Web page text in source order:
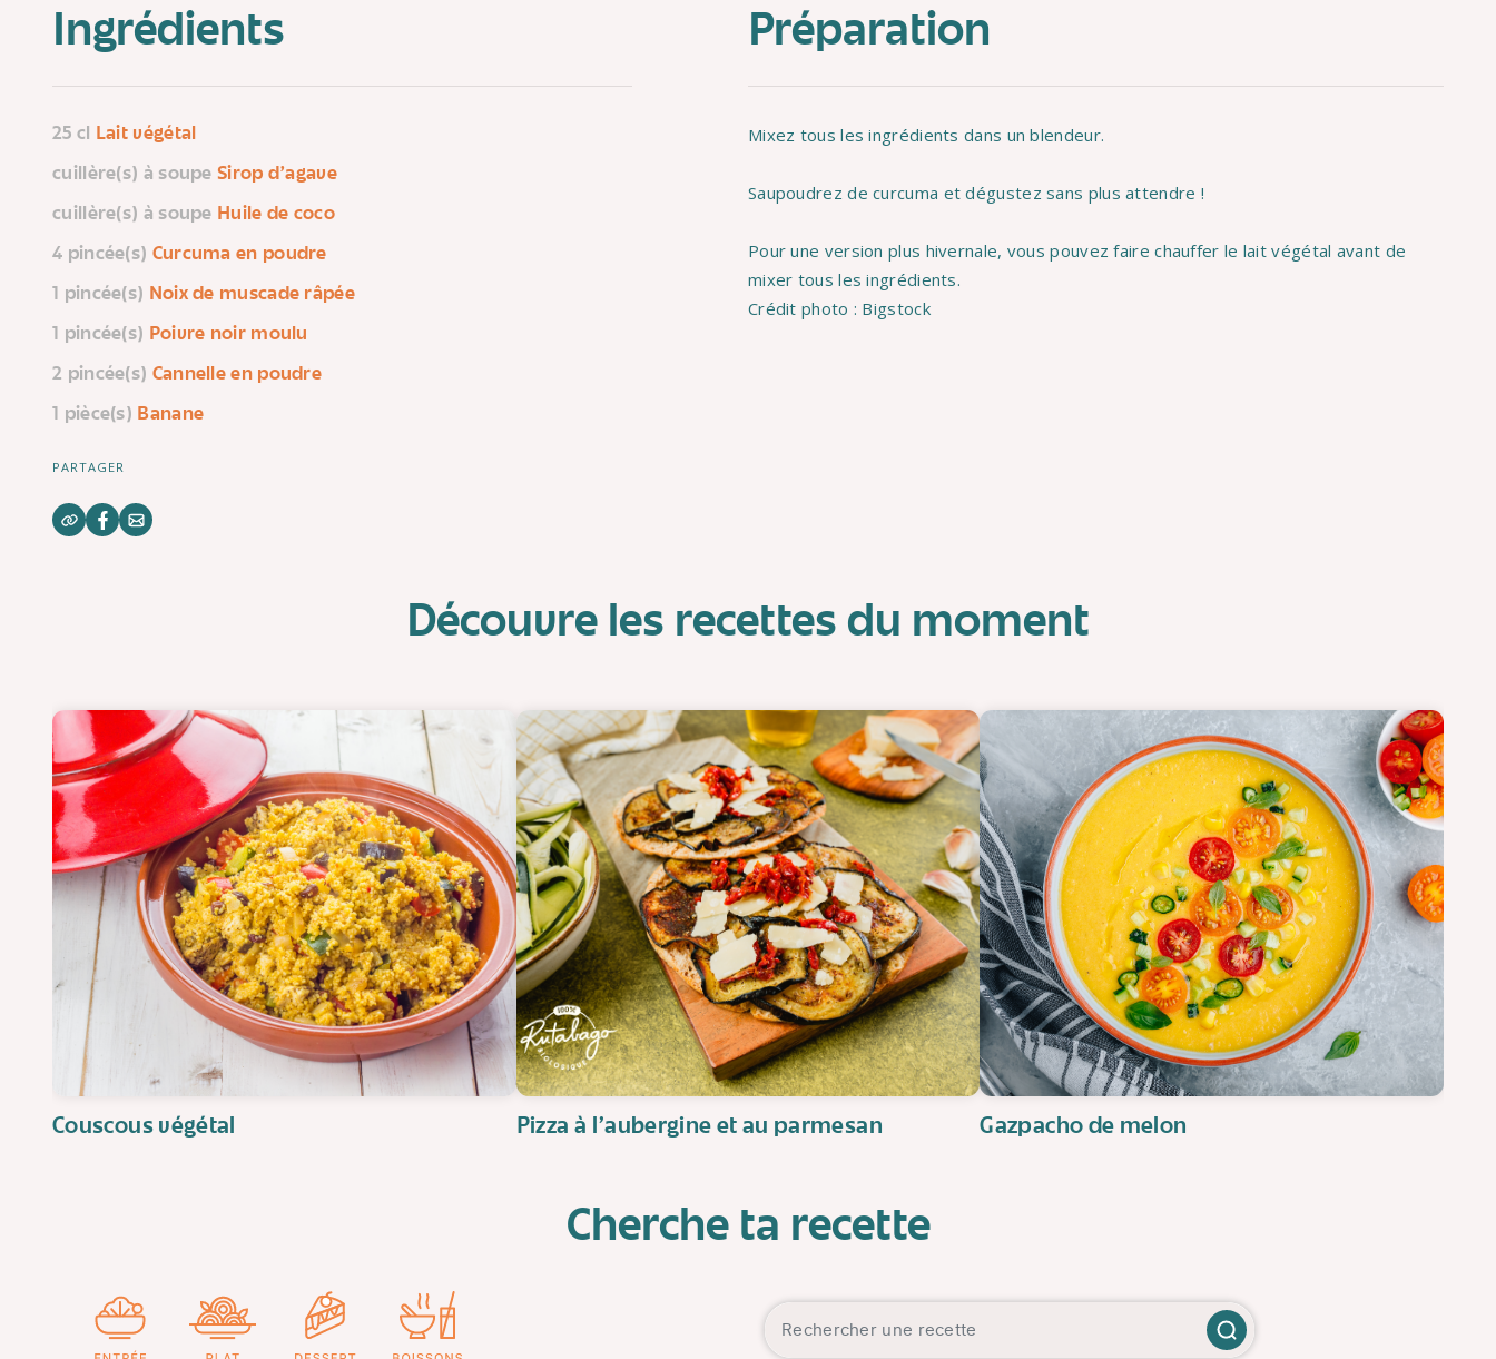
Ingrédients
25 cl Lait végétal
cuillère(s) à soupe Sirop d'agave
cuillère(s) à soupe Huile de coco
4 pincée(s) Curcuma en poudre
1 pincée(s) Noix de muscade râpée
1 pincée(s) Poivre noir moulu
2 pincée(s) Cannelle en poudre
1 pièce(s) Banane
Préparation
Mixez tous les ingrédients dans un blendeur.
Saupoudrez de curcuma et dégustez sans plus attendre !
Pour une version plus hivernale, vous pouvez faire chauffer le lait végétal avant de
mixer tous les ingrédients.
Crédit photo : Bigstock
PARTAGER
Découvre les recettes du moment
Couscous végétal Pizza à l'aubergine et au parmesan Gazpacho de melon
Cherche ta recette